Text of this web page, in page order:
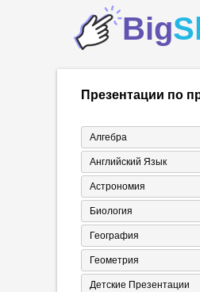
Big
Презентации по
Алгебра
Английский Язык
Астрономия
Биология
География
Геометрия
Детские Презентации